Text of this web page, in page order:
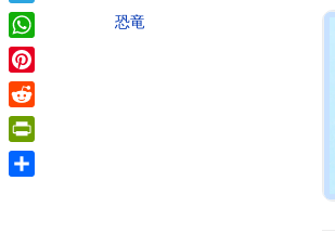
恐竜
Telegram
WhatsApp
Pinterest
Reddit
PrintFriendly